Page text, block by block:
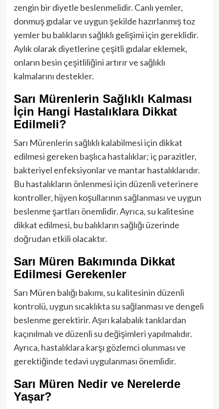
zengin bir diyetle beslenmelidir. Canlı yemler,
donmuş gıdalar ve uygun şekilde hazırlanmış toz
yemler bu balıkların sağlıklı gelişimi için gereklidir.
Aylık olarak diyetlerine çeşitli gıdalar eklemek,
onların besin çeşitliliğini artırır ve sağlıklı
kalmalarını destekler.
Sarı Mürenlerin Sağlıklı Kalması
İçin Hangi Hastalıklara Dikkat
Edilmeli?
Sarı Mürenlerin sağlıklı kalabilmesi için dikkat
edilmesi gereken başlıca hastalıklar; iç parazitler,
bakteriyel enfeksiyonlar ve mantar hastalıklarıdır.
Bu hastalıkların önlenmesi için düzenli veterinere
kontroller, hijyen koşullarının sağlanması ve uygun
beslenme şartları önemlidir. Ayrıca, su kalitesine
dikkat edilmesi, bu balıkların sağlığı üzerinde
doğrudan etkili olacaktır.
Sarı Müren Bakımında Dikkat
Edilmesi Gerekenler
Sarı Müren balığı bakımı, su kalitesinin düzenli
kontrolü, uygun sıcaklıkta su sağlanması ve dengeli
beslenme gerektirir. Aşırı kalabalık tanklardan
kaçınılmalı ve düzenli su değişimleri yapılmalıdır.
Ayrıca, hastalıklara karşı gözlemci olunması ve
gerektiğinde tedavi uygulanması önemlidir.
Sarı Müren Nedir ve Nerelerde
Yaşar?